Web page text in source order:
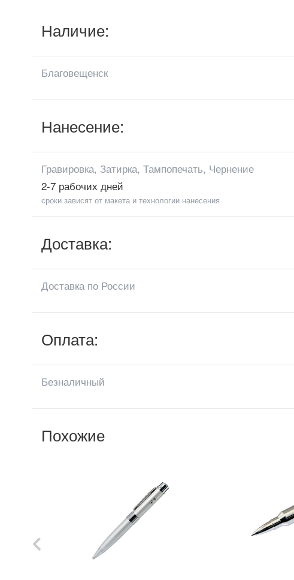
Наличие:
Благовещенск
Нанесение:
Гравировка, Затирка, Тампопечать, Чернение
2-7 рабочих дней
сроки зависят от макета и технологии нанесения
Доставка:
Доставка по России
Оплата:
Безналичный
Похожие